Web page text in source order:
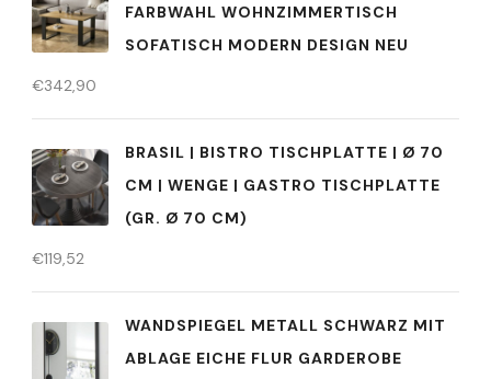
FARBWAHL WOHNZIMMERTISCH
SOFATISCH MODERN DESIGN NEU
€342,90
BRASIL | BISTRO TISCHPLATTE | Ø 70
CM | WENGE | GASTRO TISCHPLATTE
(GR. Ø 70 CM)
€119,52
WANDSPIEGEL METALL SCHWARZ MIT
ABLAGE EICHE FLUR GARDEROBE